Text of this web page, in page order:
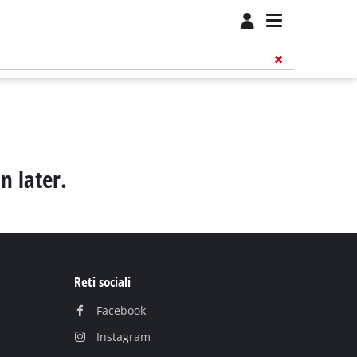
later.
Reti sociali
Facebook
Instagram